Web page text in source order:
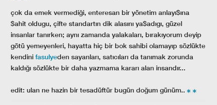
çok da emek vermediği, enteresan bir yönetim anlayı$ına
$ahit oldugu, çifte standartın dik alasını ya$adıgı, güzel
insanlar tanırken; aynı zamanda yalakaları, bırakıyorum deyip
götü yemeyenleri, hayatta hiç bir bok sahibi olamayıp sözlükte
kendini fasulyeden sayanları, satıcıları da tanımak zorunda
kaldığı sözlükte bir daha yazmama kararı alan insandır...
edit: ulan ne hazin bir tesadüftür bugün doğum günüm..